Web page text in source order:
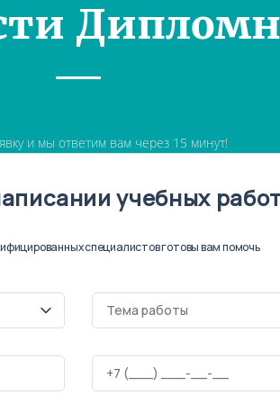
и мы ответим вам через 15 минут!
учебных
специалистов готовы вам помочь